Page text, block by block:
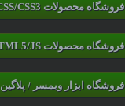
فروشگاه محصولات CSS/CSS3
فروشگاه محصولات HTML5/JS
فروشگاه ابزار وبمسر / پلاگین